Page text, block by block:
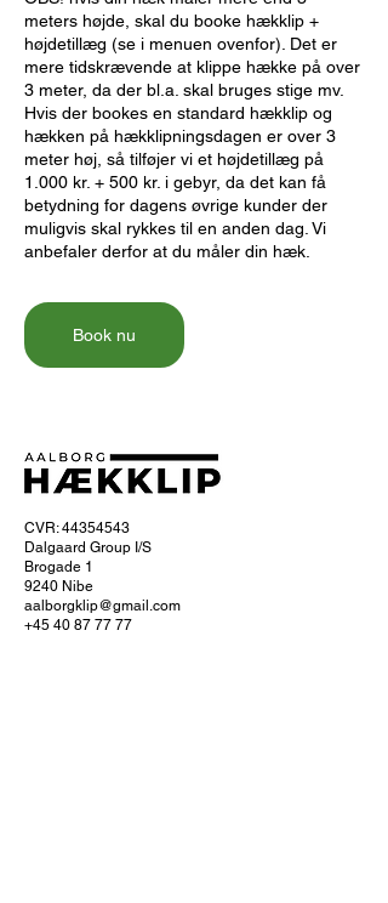
meters højde, skal du booke hækklip +
højdetillæg (se i menuen ovenfor). Det er
mere tidskrævende at klippe hække på over
3 meter, da der bl.a. skal bruges stige mv.
Hvis der bookes en standard hækklip og
hækken på hækklipningsdagen er over 3
meter høj, så tilføjer vi et højdetillæg på
1.000 kr. + 500 kr. i gebyr, da det kan få
betydning for dagens øvrige kunder der
muligvis skal rykkes til en anden dag. Vi
anbefaler derfor at du måler din hæk.
Book nu
CVR: 44354543
Dalgaard Group I/S
Brogade 1
9240 Nibe
aalborgklip@gmail.com
+45 40 87 77 77